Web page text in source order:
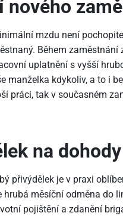
nového
mzdu není
Během
uplatnění s vyšší
manželka kdykoliv, a to i
práci, tak v současném
na dohody
přivýdělek je v praxi
hrubá měsíční odměna do
pojištění a zdanění